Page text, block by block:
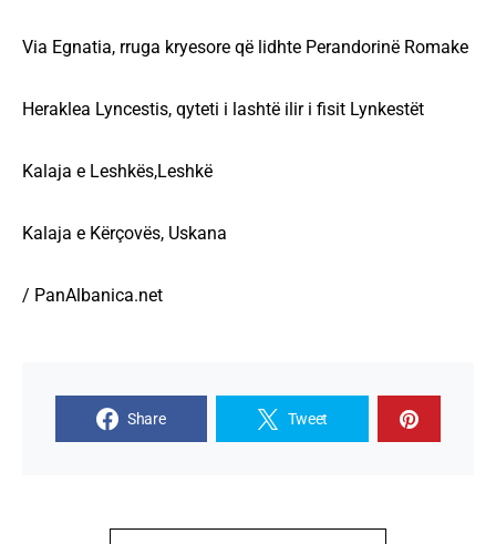
Via Egnatia, rruga kryesore që lidhte Perandorinë Romake
Heraklea Lyncestis, qyteti i lashtë ilir i fisit Lynkestët
Kalaja e Leshkës,Leshkë
Kalaja e Kërçovës, Uskana
/ PanAlbanica.net
Share Tweet